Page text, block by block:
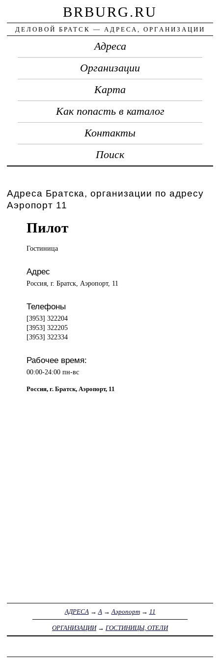
BRBURG.RU
ДЕЛОВОЙ БРАТСК — АДРЕСА, ОРГАНИЗАЦИИ
Адреса
Организации
Карта
Как попасть в каталог
Контакты
Поиск
Адреса Братска, организации по адресу
Аэропорт 11
Пилот
Гостиница
Адрес
Россия, г. Братск, Аэропорт, 11
Телефоны
[3953] 322204
[3953] 322205
[3953] 322334
Рабочее время:
00:00-24:00 пн-вс
Россия, г. Братск, Аэропорт, 11
АДРЕСА → А → Аэропорт→ 11
ОРГАНИЗАЦИИ→ ГОСТИНИЦЫ, ОТЕЛИ